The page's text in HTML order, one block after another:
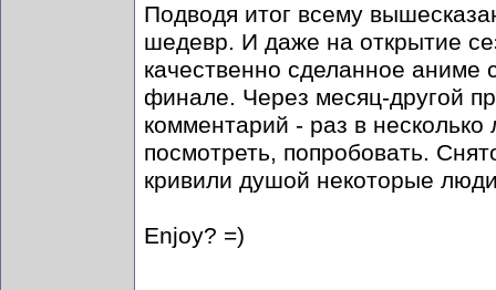
Подводя итог всему
шедевр. И даже на открытие
качественно сделанное
финале. Через месяц-другой
комментарий - раз в
посмотреть, попробовать.
кривили душой некоторые
Enjoy? =)